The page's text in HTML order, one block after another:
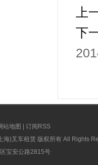
上
下
站地图
订阅RSS
海)叉车租赁 版权所有 All Rights
宝安公路2815号